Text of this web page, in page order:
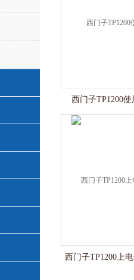
西门子TP1200
西门子TP1200上